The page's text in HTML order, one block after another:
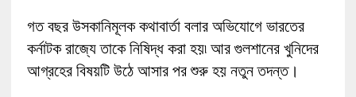
গত বছর উসকানিমূলক কথাবার্তা বলার অভিযোগে ভারতের
কর্নাটক রাজ্যে তাকে নিষিদ্ধ করা হয়৷ আর গুলশানের খুনিদের
আগ্রহের বিষয়টি উঠে আসার পর শুরু হয় নতুন তদন্ত।